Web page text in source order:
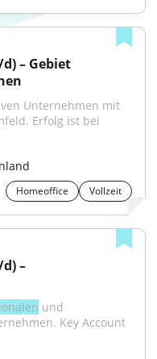
– Gebiet
Unternehmen mit
Erfolg ist bei
Homeoffice Vollzeit
–
und